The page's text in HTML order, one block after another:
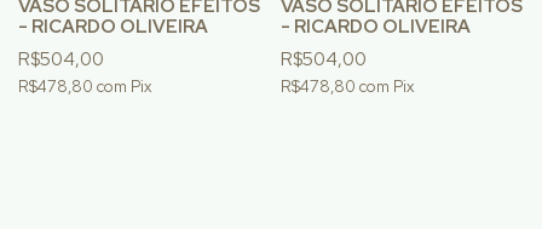
VASO SOLITÁRIO EFEITOS
- RICARDO OLIVEIRA
R$504,00
R$478,80 com Pix
VASO SOLITÁRIO EFEITOS
- RICARDO OLIVEIRA
R$504,00
R$478,80 com Pix